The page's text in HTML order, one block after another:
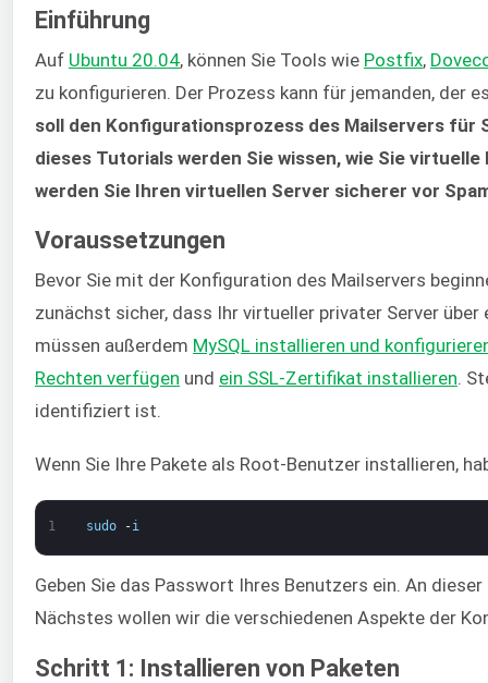
Einführung
Auf Ubuntu 20.04, können Sie Tools wie Postfix,
zu konfigurieren. Der Prozess kann für jemanden, der
soll den Konfigurationsprozess des Mailservers
dieses Tutorials werden Sie wissen, wie Sie
werden Sie Ihren virtuellen Server sicherer vor
Voraussetzungen
Bevor Sie mit der Konfiguration des Mailservers
zunächst sicher, dass Ihr virtueller privater Server
müssen außerdem MySQL installieren und
Rechten verfügen und ein SSL-Zertifikat installieren.
identifiziert ist.
Wenn Sie Ihre Pakete als Root-Benutzer installieren,
1 sudo -i
Geben Sie das Passwort Ihres Benutzers ein. An
Nächstes wollen wir die verschiedenen Aspekte der
Schritt 1: Installieren von Paketen